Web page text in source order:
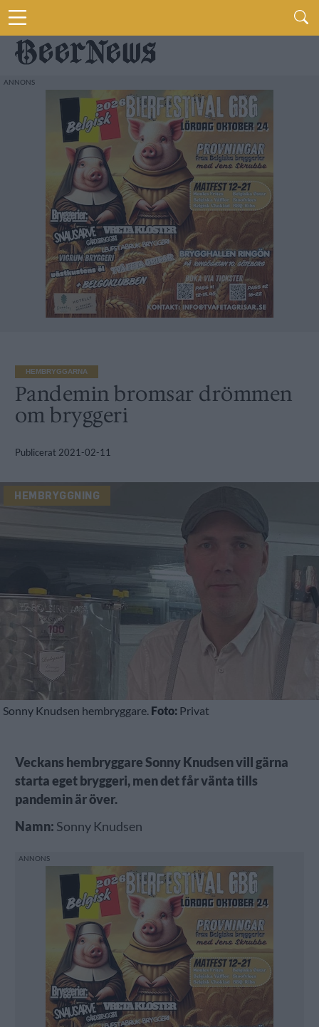
HEMBRYGGARNA
Pandemin bromsar drömmen
om bryggeri
Publicerat 2021-02-11
HEMBRYGGNING
Sonny Knudsen hembryggare. Foto: Privat
Veckans hembryggare Sonny Knudsen vill gärna
starta eget bryggeri, men det får vänta tills
pandemin är över.
Namn: Sonny Knudsen